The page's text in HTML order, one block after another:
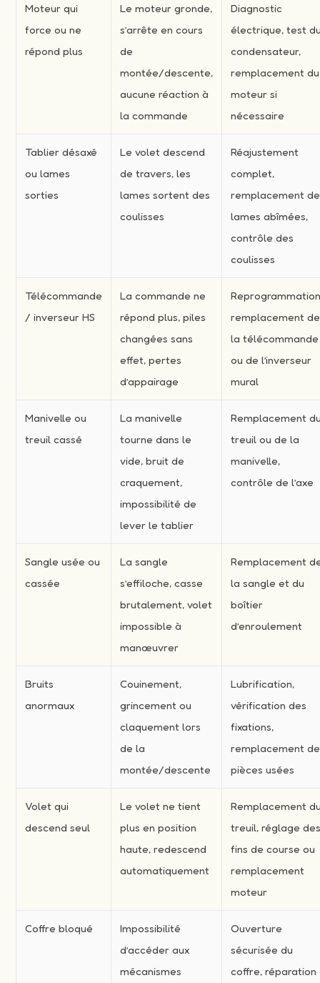
Moteur qui
force ou ne
répond plus
Le moteur gronde,
s’arrête en cours
de
montée/descente,
aucune réaction à
la commande
Diagnostic
électrique, test
condensateur,
remplacement du
moteur si
nécessaire
Tablier désaxé
ou lames
sorties
Le volet descend
de travers, les
lames sortent des
coulisses
Réajustement
complet,
remplacement de
lames abîmées,
contrôle des
coulisses
Télécommande
/ inverseur HS
La commande ne
répond plus, piles
changées sans
effet, pertes
d’appairage
remplacement de
la télécommande
ou de l’inverseur
mural
Manivelle ou
treuil cassé
La manivelle
tourne dans le
vide, bruit de
craquement,
impossibilité de
lever le tablier
Remplacement
treuil ou de la
manivelle,
contrôle de l’axe
Sangle usée ou
cassée
La sangle
s’effiloche, casse
brutalement, volet
impossible à
manœuvrer
Remplacement
la sangle et du
boîtier
d’enroulement
Bruits
anormaux
Couinement,
grincement ou
claquement lors
de la
montée/descente
Lubrification,
vérification des
fixations,
remplacement de
pièces usées
Volet qui
descend seul
Le volet ne tient
plus en position
haute, redescend
automatiquement
Remplacement
treuil, réglage
fins de course ou
remplacement
moteur
Coffre bloqué
Impossibilité
d’accéder aux
mécanismes
Ouverture
sécurisée du
coffre, réparation